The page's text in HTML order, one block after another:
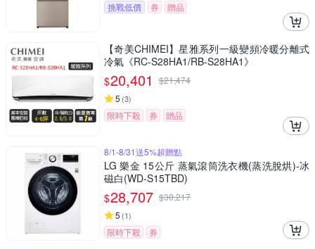
挑戰低價 券 贈品
【奇美CHIMEI】星雅系列一級變頻冷暖分離式
冷氣《RC-S28HA1/RB-S28HA1》
$20,401 $21,474
5 (3)
限時下殺 券 贈品
8/1-8/31送5%超贈點
LG 樂金 15公斤 蒸氣滾筒洗衣機(蒸洗脫烘)-冰
磁白(WD-S15TBD)
$28,707 $30,217
5 (1)
限時下殺
券